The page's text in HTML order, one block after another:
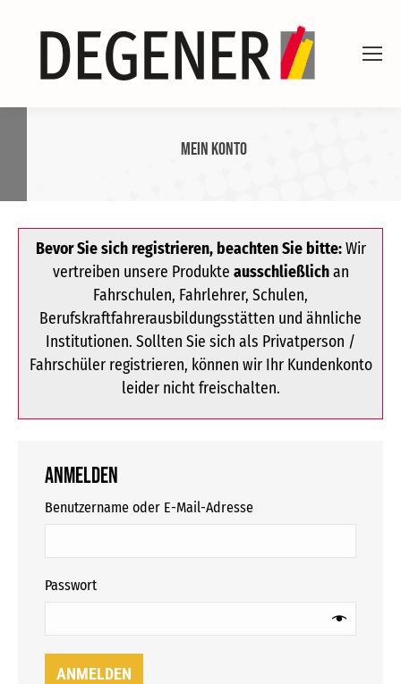
Mein Konto
Bevor Sie sich registrieren, beachten Sie bitte:Wir
vertreiben unsere Produkte ausschließlichan
Fahrschulen, Fahrlehrer, Schulen,
Berufskraftfahrerausbildungsstätten und ähnliche
Institutionen. Sollten Sie sich als Privatperson /
Fahrschüler registrieren, können wir Ihr Kundenkonto
leider nicht freischalten.
Anmelden
Benutzername oder E-Mail-Adresse
Passwort
ANMELDEN